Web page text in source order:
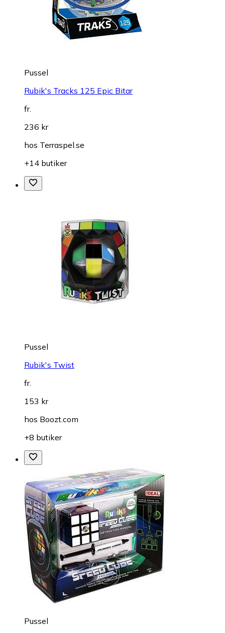
Pussel
Rubik's Tracks 125 Epic Bitar
fr.
236 kr
hos Terraspel.se
+14 butiker
Pussel
Rubik's Twist
fr.
153 kr
hos Boozt.com
+8 butiker
Pussel